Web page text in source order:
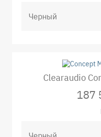
Clearaudio
187